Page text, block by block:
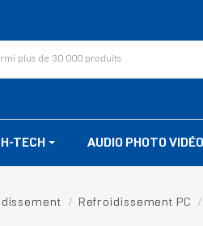
TECH AUDIO PHOTO VIDÉO
Refroidissement PC